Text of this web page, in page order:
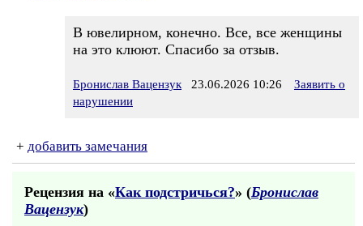
В ювелирном, конечно. Все, все женщины
на это клюют. Спасибо за отзыв.
Бронислав Вацензук 23.06.2026 10:26
Заявить о
нарушении
+ добавить замечания
Рецензия на «Как подстричься?» (Бронислав
Вацензук)